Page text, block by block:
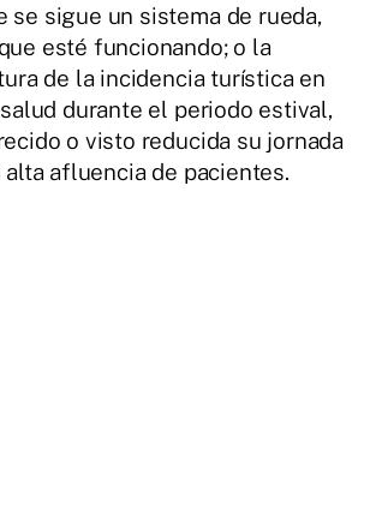
se sigue un sistema de rueda,
esté funcionando; o la
de la incidencia turística en
durante el periodo estival,
o visto reducida su jornada
afluencia de pacientes.